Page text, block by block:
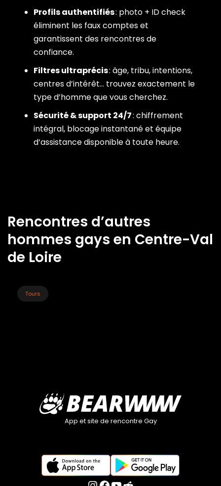
Profils authentifiés: photo + ID check
éliminent les faux comptes et
garantissent des rencontres de
confiance.
Filtres ultraprécis: âge, tribu, intentions,
centres d’intérêt… trouvez exactement le
type d’homme que vous cherchez.
Sécurité & support 24/7: chiffrement
intégral, blocage instantané et équipe
d’assistance disponible à toute heure.
Rencontres d’autres
hommes gays en Centre-Val
de Loire
Tours
App et site de rencontre Gay